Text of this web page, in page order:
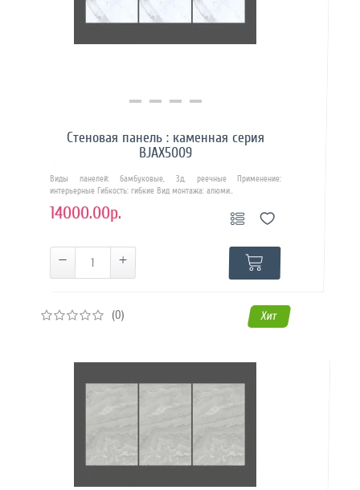
Купить в 1 клик
Стеновая панель : каменная серия
BJAX5009
Виды панелей: бамбуковые, 3д, реечные Применение:
интерьерные Гибкость: гибкие Вид монтажа: алюми..
14000.00р.
(0) Хит